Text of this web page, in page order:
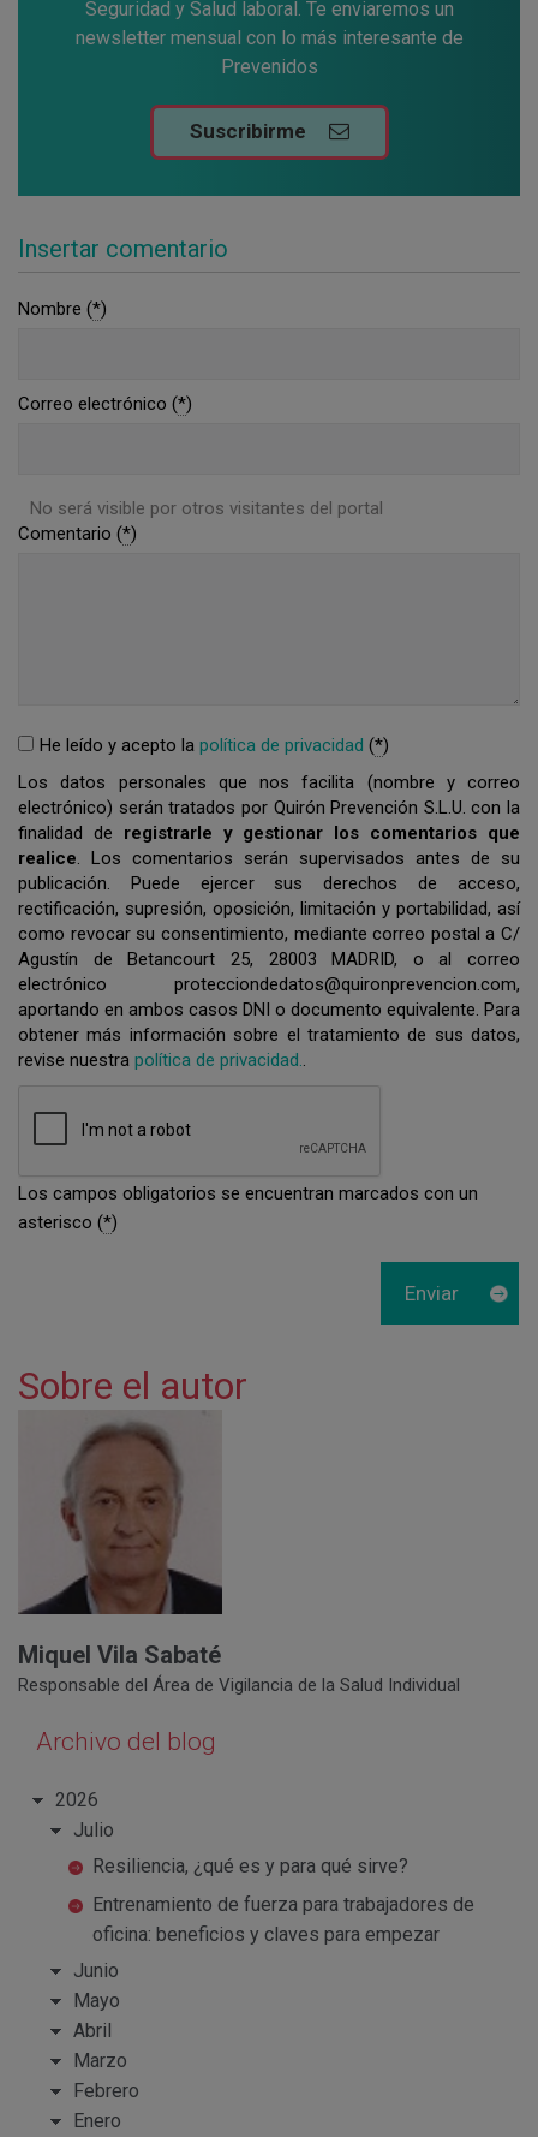
Seguridad y Salud laboral. Te enviaremos un
newsletter mensual con lo más interesante de
Prevenidos
Suscribirme
Insertar comentario
Nombre (*)
Correo electrónico (*)
No será visible por otros visitantes del portal
Comentario (*)
He leído y acepto la política de privacidad (*)
Los datos personales que nos facilita (nombre y correo
electrónico) serán tratados por Quirón Prevención S.L.U. con la
finalidad de registrarle y gestionar los comentarios que
realice. Los comentarios serán supervisados antes de su
publicación. Puede ejercer sus derechos de acceso,
rectificación, supresión, oposición, limitación y portabilidad, así
como revocar su consentimiento, mediante correo postal a C/
Agustín de Betancourt 25, 28003 MADRID, o al correo
electrónico protecciondedatos@quironprevencion.com,
aportando en ambos casos DNI o documento equivalente. Para
obtener más información sobre el tratamiento de sus datos,
revise nuestra política de privacidad..
Los campos obligatorios se encuentran marcados con un
asterisco (*)
Sobre el autor
Miquel Vila Sabaté
Responsable del Área de Vigilancia de la Salud Individual
Archivo del blog
2026
Julio
Resiliencia, ¿qué es y para qué sirve?
Entrenamiento de fuerza para trabajadores de
oficina: beneficios y claves para empezar
Junio
Mayo
Abril
Marzo
Febrero
Enero